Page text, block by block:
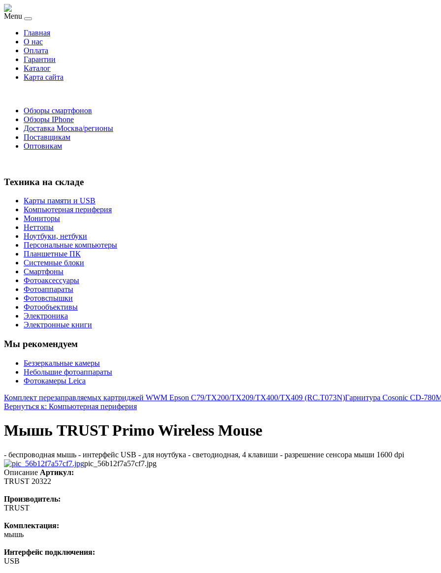
Menu
Главная
O нас
Оплата
Гарантии
Каталог
Карта сайта
Обзоры смартфонов
Обзоры IPhone
Доставка Москва/регионы
Поставщикам
Оптовикам
Техника на складе
Карты памяти и USB
Компьютерная периферия
Мониторы
Неттопы
Ноутбуки, нетбуки
Персональные компьютеры
Планшетные ПК
Системные блоки
Смартфоны
Фотоаксессуары
Фотоаппараты
Фотовспышки
Фотообъективы
Электроника
Электронные книги
Мы рекомендуем
Беззеркальные камеры
Небольшие фотоаппараты
Фотокамеры Leica
Комплект перезаправляемых картриджей WWM Epson C79/TX200/TX209/TX400/TX409 (RC.T073N)Гарнитура Cosonic CD-
Вернуться к: Компьютерная периферия
Мышь TRUST Primo Wireless Mouse
- беспроводная мышь - интерфейс USB - для ноутбука - светодиодная, 4 клавиши - разрешение сенсора мыши 1600 dpi
pic_56b12f7a57cf7.jpg
Описание Артикул:
TRUST 20322
Производитель:
TRUST
Комплектация:
мышь
Интерфейс подключения:
USB